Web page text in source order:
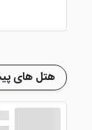
اقامت
تور
هتل های